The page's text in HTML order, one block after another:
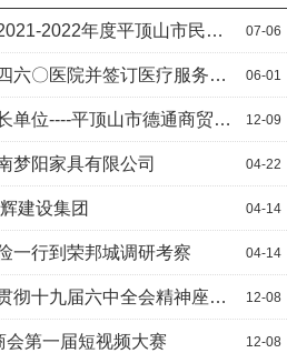
07-06
商会副会长张志民被授予2021-2022年度平顶山市民营经济“出彩鹰城人”标兵荣誉称号
06-01
河南省鹰城商会参观郑州四六〇医院并签订医疗服务合作协议
12-09
商会组织会员走访副秘书长单位----平顶山市德通商贸有限公司
04-22
阳家具有限公司
04-14
建设集团
04-14
一行到荣邦城调研考察
12-08
河南省鹰城商会召开学习贯彻十九届六中全会精神座谈会
12-08
会第一届短视频大赛